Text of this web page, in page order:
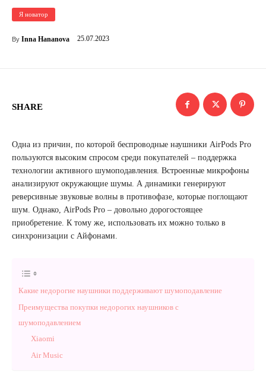
Я новатор
By Inna Hananova 25.07.2023
SHARE
Одна из причин, по которой беспроводные наушники AirPods Pro
пользуются высоким спросом среди покупателей – поддержка
технологии активного шумоподавления. Встроенные микрофоны
анализируют окружающие шумы. А динамики генерируют
реверсивные звуковые волны в противофазе, которые поглощают
шум. Однако, AirPods Pro – довольно дорогостоящее
приобретение. К тому же, использовать их можно только в
синхронизации с Айфонами.
Какие недорогие наушники поддерживают шумоподавление
Преимущества покупки недорогих наушников с
шумоподавлением
Xiaomi
Air Music